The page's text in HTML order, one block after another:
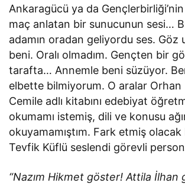
Ankaragücü ya da
maç anlatan bir sunucunun sesi…
adamın oradan geliyordu ses. Göz
beni. Oralı olmadım. Gençten bir
tarafta… Annemle beni süzüyor.
elbette bilmiyorum. O aralar Orhan
Cemile adlı kitabını edebiyat
okumamı istemiş, dili ve konusu
okuyamamıştım. Fark etmiş
Tevfik Küflü seslendi görevli
“Nazım Hikmet göster! Attila İlhan